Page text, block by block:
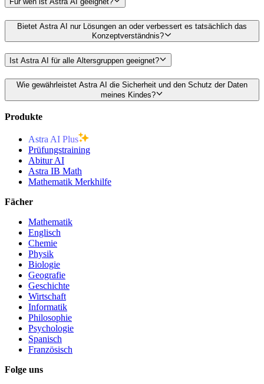
Bietet Astra AI nur Lösungen an oder verbessert es tatsächlich das
Konzeptverständnis?
Ist Astra AI für alle Altersgruppen geeignet?
Wie gewährleistet Astra AI die Sicherheit und den Schutz der Daten
meines Kindes?
Produkte
Astra AI Plus
Prüfungstraining
Abitur AI
Astra IB Math
Mathematik Merkhilfe
Fächer
Mathematik
Englisch
Chemie
Physik
Biologie
Geografie
Geschichte
Wirtschaft
Informatik
Philosophie
Psychologie
Spanisch
Französisch
Folge uns